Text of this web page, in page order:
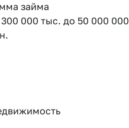
займа
000 тыс. до 50 000 000